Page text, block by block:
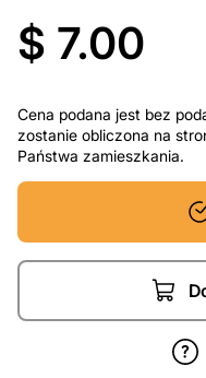
$ 7.00
Cena podana jest bez
zostanie obliczona na
Państwa zamieszkania.